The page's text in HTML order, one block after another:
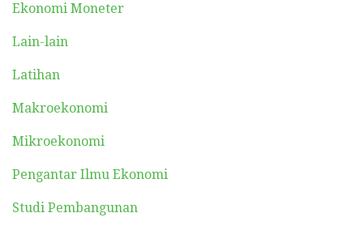
Ekonomi Moneter
Lain-lain
Latihan
Makroekonomi
Mikroekonomi
Pengantar Ilmu Ekonomi
Studi Pembangunan